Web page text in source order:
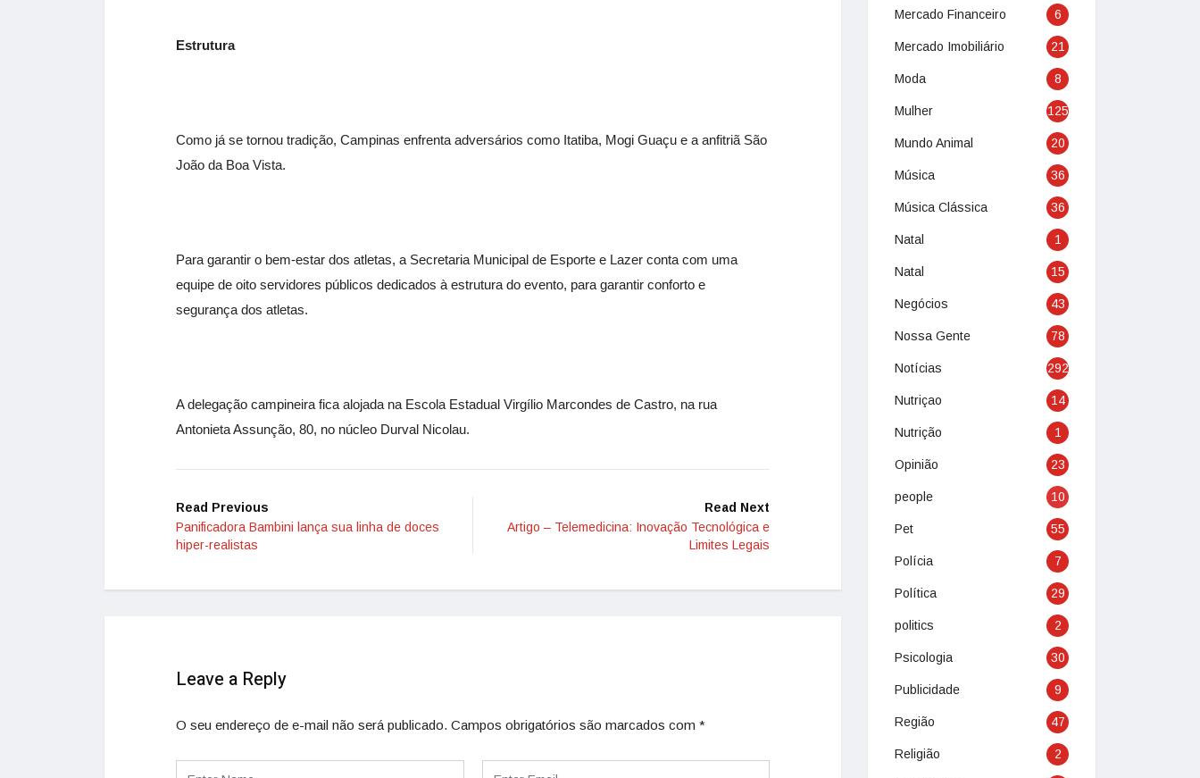
Estrutura
Como já se tornou tradição, Campinas enfrenta adversários como Itatiba, Mogi Guaçu e a anfitriã São
João da Boa Vista.
Para garantir o bem-estar dos atletas, a Secretaria Municipal de Esporte e Lazer conta com uma
equipe de oito servidores públicos dedicados à estrutura do evento, para garantir conforto e
segurança dos atletas.
A delegação campineira fica alojada na Escola Estadual Virgílio Marcondes de Castro, na rua
Antonieta Assunção, 80, no núcleo Durval Nicolau.
Read Previous
Panificadora Bambini lança sua linha de doces
hiper-realistas
Read Next
Artigo – Telemedicina: Inovação Tecnológica e
Limites Legais
Leave a Reply
O seu endereço de e-mail não será publicado. Campos obrigatórios são marcados com *
Mercado Financeiro 6
Mercado Imobiliário 21
Moda 8
Mulher 125
Mundo Animal 20
Música 36
Música Clássica 36
Natal 1
Natal 15
Negócios 43
Nossa Gente 78
Notícias 292
Nutriçao 14
Nutrição 1
Opinião 23
people 10
Pet 55
Polícia 7
Política 29
politics 2
Psicologia 30
Publicidade 9
Região 47
Religião 2